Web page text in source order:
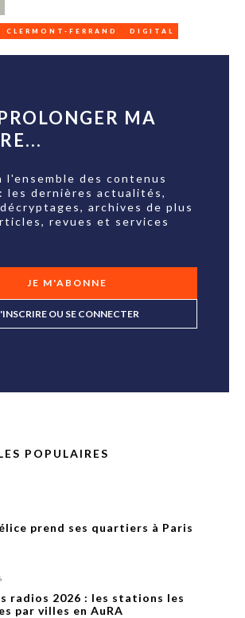
CLERMONT-FERRAND DIGITAL
MA
l'ensemble des contenus
les dernières actualités,
archives de plus
revues et services
JE M'ABONNE
OU SE CONNECTER
POPULAIRES
prend ses quartiers à Paris
radios 2026 : les stations les
par villes en AuRA